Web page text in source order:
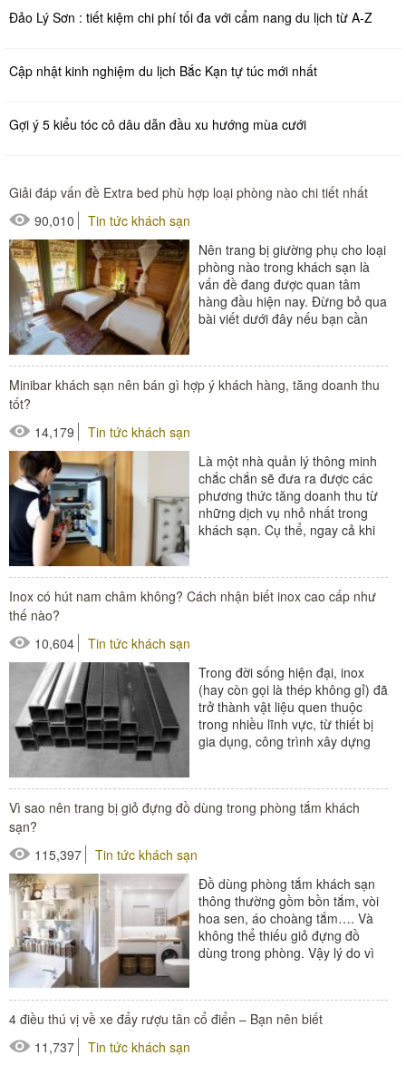
Đảo Lý Sơn : tiết kiệm chi phí tối đa với cẩm nang du lịch từ A-Z
Cập nhật kinh nghiệm du lịch Bắc Kạn tự túc mới nhất
Gợi ý 5 kiểu tóc cô dâu dẫn đầu xu hướng mùa cưới
Giải đáp vấn đề Extra bed phù hợp loại phòng nào chi tiết nhất
90,010
Tin tức khách sạn
Nên trang bị giường phụ cho loại
phòng nào trong khách sạn là
vấn đề đang được quan tâm
hàng đầu hiện nay. Đừng bỏ qua
bài viết dưới đây nếu bạn cần
#giường khách sạn
Minibar khách sạn nên bán gì hợp ý khách hàng, tăng doanh thu
tốt?
14,179
Tin tức khách sạn
Là một nhà quản lý thông minh
chắc chắn sẽ đưa ra được các
phương thức tăng doanh thu từ
những dịch vụ nhỏ nhất trong
khách sạn. Cụ thể, ngay cả khi
Inox có hút nam châm không? Cách nhận biết inox cao cấp như
thế nào?
10,604
Tin tức khách sạn
Trong đời sống hiện đại, inox
(hay còn gọi là thép không gỉ) đã
trở thành vật liệu quen thuộc
trong nhiều lĩnh vực, từ thiết bị
gia dụng, công trình xây dựng
Vì sao nên trang bị giỏ đựng đồ dùng trong phòng tắm khách
sạn?
115,397
Tin tức khách sạn
Đồ dùng phòng tắm khách sạn
thông thường gồm bồn tắm, vòi
hoa sen, áo choàng tắm…. Và
không thể thiếu giỏ đựng đồ
dùng trong phòng. Vậy lý do vì
#thiết bị phòng tắm
4 điều thú vị về xe đẩy rượu tân cổ điển – Bạn nên biết
11,737
Tin tức khách sạn